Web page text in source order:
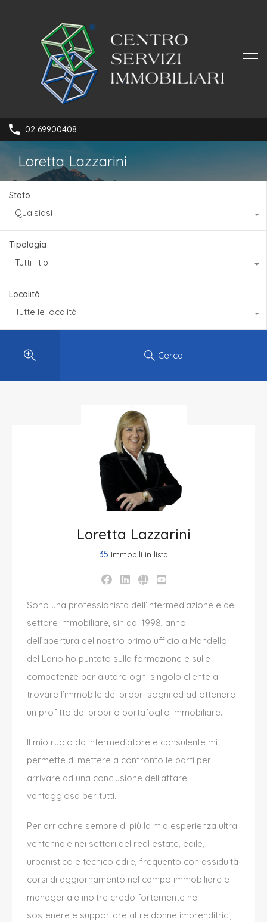
02 69900408
Loretta Lazzarini
Stato
Qualsiasi
Tipologia
Tutti i tipi
Località
Tutte le località
Cerca
Loretta Lazzarini
35 Immobili in lista
Sono una professionista dell’intermediazione e del
settore immobiliare, sin dal 1998, anno
dell’apertura del nostro primo ufficio a Mandello
del Lario ho puntato sulla formazione e sulle
competenze per aiutare ogni singolo cliente a
trovare l’immobile dei propri sogni ed ad ottenere
un profitto dal proprio portafoglio immobiliare.
Il mio ruolo da intermediatore e consulente mi
permette di mettere a confronto le parti per
arrivare ad una conclusione dell’affare
vantaggiosa per tutti.
Per arricchire sempre di più la mia esperienza ultra
ventennale nei settori del real estate, edile,
urbanistico e tecnico edile, frequento con assiduità
corsi di aggiornamento nel campo immobiliare e
manageriale inoltre credo fortemente nel
sostenere e supportare altre donne imprenditrici,